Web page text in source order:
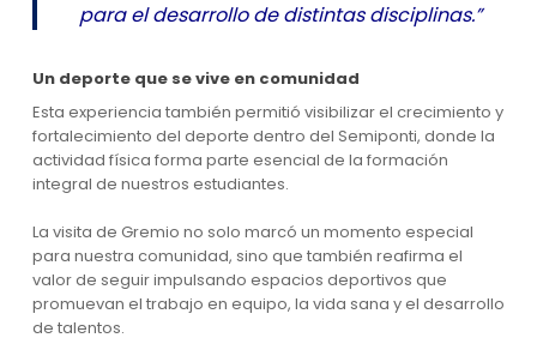
para el desarrollo de distintas disciplinas.”
Un deporte que se vive en comunidad
Esta experiencia también permitió visibilizar el crecimiento y
fortalecimiento del deporte dentro del Semiponti, donde la
actividad física forma parte esencial de la formación
integral de nuestros estudiantes.
La visita de Gremio no solo marcó un momento especial
para nuestra comunidad, sino que también reafirma el
valor de seguir impulsando espacios deportivos que
promuevan el trabajo en equipo, la vida sana y el desarrollo
de talentos.